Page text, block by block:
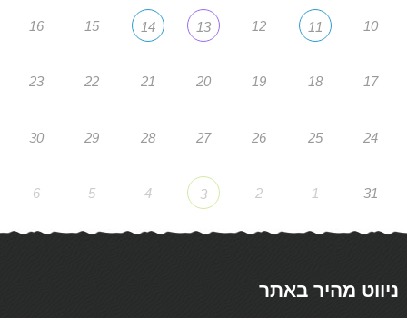
10
11
12
13
14
15
16
17
18
19
20
21
22
23
24
25
26
27
28
29
30
31
1
2
3
4
5
6
ניווט מהיר באתר